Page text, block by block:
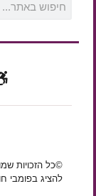
©כל הזכויות
להציג